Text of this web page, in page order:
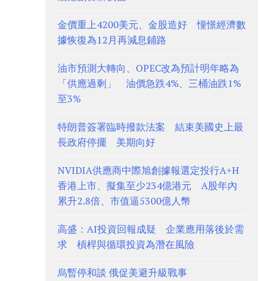
金價重上4200美元、金股造好 憧憬經濟數
據恢復為12月再減息鋪路
油市預測大轉向、OPEC改為預計明年略為
「供應過剩」 油價急跌4%、三桶油跌1%
至3%
特朗普簽署臨時撥款法案 結束美國史上最
長政府停擺 美期向好
NVIDIA供應商中際旭創據報選定投行A+H
香港上市、擬集至少234億港元 A股年內
累升2.8倍、市值逼5300億人幣
高盛：AI投資回報成疑 企業應用落後於需
求 槓桿與循環投資為潛在風險
烏暫停和談 俄促美避升級戰事